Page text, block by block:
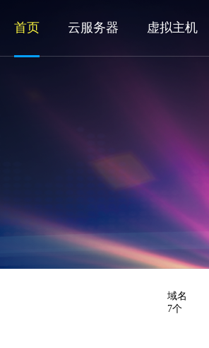
首页 云服务器 虚拟主机
域名
7个